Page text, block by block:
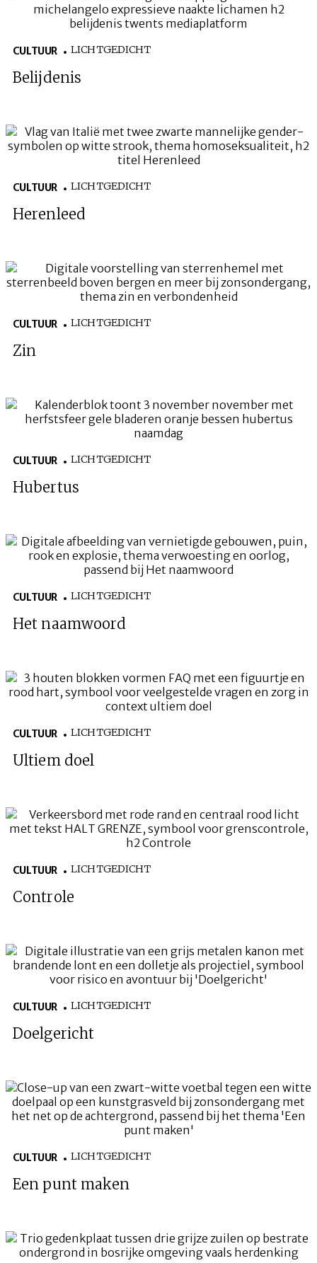
CULTUUR LICHTGEDICHT
Belijdenis
CULTUUR LICHTGEDICHT
Herenleed
CULTUUR LICHTGEDICHT
Zin
CULTUUR LICHTGEDICHT
Hubertus
CULTUUR LICHTGEDICHT
Het naamwoord
CULTUUR LICHTGEDICHT
Ultiem doel
CULTUUR LICHTGEDICHT
Controle
CULTUUR LICHTGEDICHT
Doelgericht
CULTUUR LICHTGEDICHT
Een punt maken